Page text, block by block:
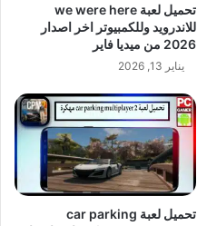
تحميل لعبة we were here
للاندرويد وللكمبيوتر اخر اصدار
2026 من ميديا فاير
يناير 13, 2026
تحميل لعبة car parking